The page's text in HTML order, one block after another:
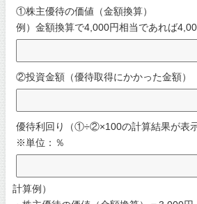
①株主優待の価値（金額換算）
例）金額換算で4,000円相当であれば
②投資金額（優待取得にかかった金額）
優待利回り（①÷②×100の計算結果が表示
※単位：％
計算例）